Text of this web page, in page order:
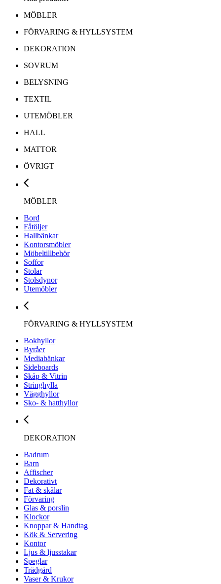
MÖBLER
FÖRVARING & HYLLSYSTEM
DEKORATION
SOVRUM
BELYSNING
TEXTIL
UTEMÖBLER
HALL
MATTOR
ÖVRIGT
MÖBLER
Bord
Fåtöljer
Hallbänkar
Kontorsmöbler
Möbeltillbehör
Soffor
Stolar
Stolsdynor
Utemöbler
FÖRVARING & HYLLSYSTEM
Bokhyllor
Byråer
Mediabänkar
Sideboards
Skåp & Vitrin
Stringhylla
Vägghyllor
Sko- & hatthyllor
DEKORATION
Badrum
Barn
Affischer
Dekorativt
Fat & skålar
Förvaring
Glas & porslin
Klockor
Knoppar & Handtag
Kök & Servering
Kontor
Ljus & ljusstakar
Speglar
Trädgård
Vaser & Krukor